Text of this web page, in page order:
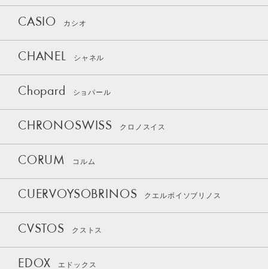
CASIO カシオ
CHANEL シャネル
Chopard ショパール
CHRONOSWISS クロノスイス
CORUM コルム
CUERVOYSOBRINOS クエルボイソブリノス
CVSTOS クストス
EDOX エドックス